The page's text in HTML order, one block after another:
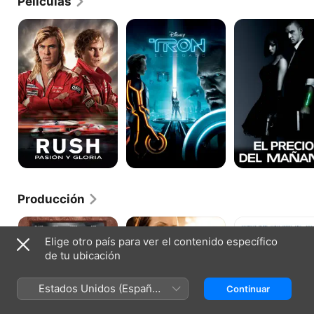
Rush:
Pasión
gloria
Tron:
legado
El
mañana
Producción
Compañeros
copa
Al
preocupes
Elige otro país para ver el contenido específico
de tu ubicación
Estados Unidos (Español
México)
Continuar